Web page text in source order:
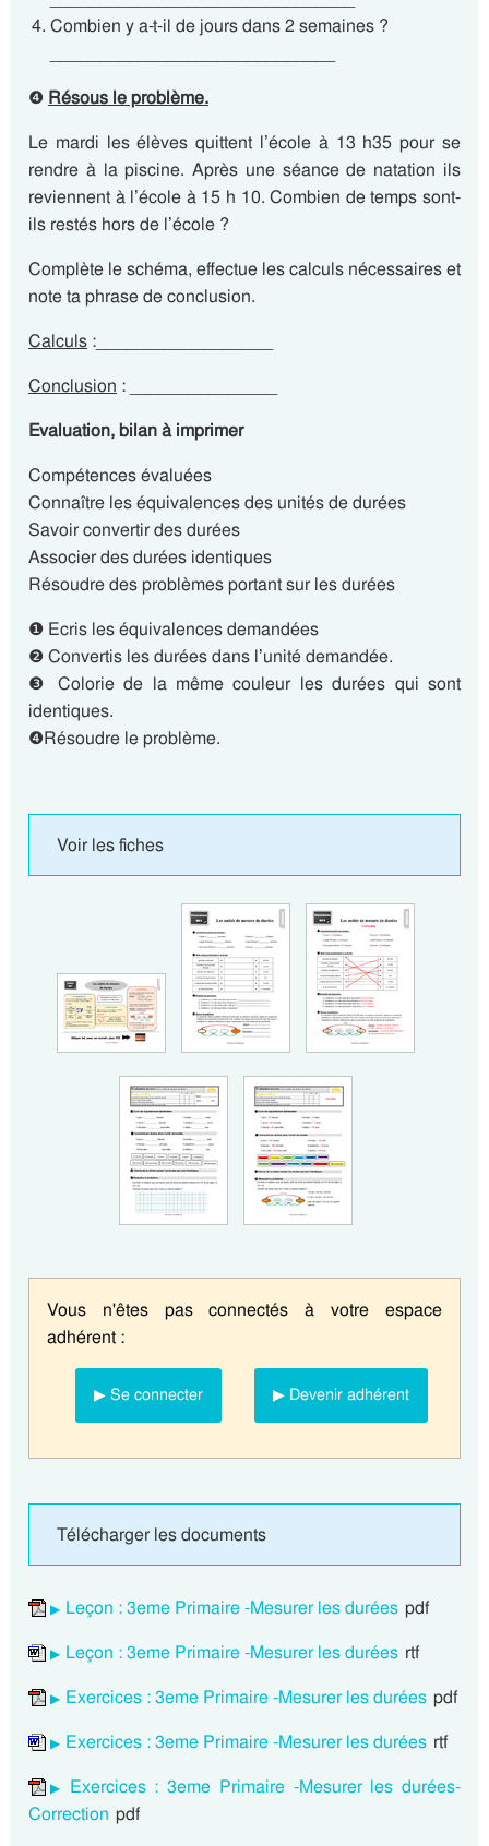
Combien y a-t-il de jours dans 2 semaines ?
❹ Résous le problème.
Le mardi les élèves quittent l’école à 13 h35 pour se
rendre à la piscine. Après une séance de natation ils
reviennent à l’école à 15 h 10. Combien de temps sont-
ils restés hors de l’école ?
Complète le schéma, effectue les calculs nécessaires et
note ta phrase de conclusion.
Calculs :__________________
Conclusion : _______________
Evaluation, bilan à imprimer
Compétences évaluées
Connaître les équivalences des unités de durées
Savoir convertir des durées
Associer des durées identiques
Résoudre des problèmes portant sur les durées
❶ Ecris les équivalences demandées
❷ Convertis les durées dans l’unité demandée.
❸ Colorie de la même couleur les durées qui sont
identiques.
❹Résoudre le problème.
Voir les fiches
Vous n'êtes pas connectés à votre espace
adhérent :
▶ Se connecter ▶ Devenir adhérent
Télécharger les documents
Leçon : 3eme Primaire -Mesurer les durées pdf
Leçon : 3eme Primaire -Mesurer les durées rtf
Exercices : 3eme Primaire -Mesurer les durées pdf
Exercices : 3eme Primaire -Mesurer les durées rtf
Exercices : 3eme Primaire -Mesurer les durées-
Correction pdf